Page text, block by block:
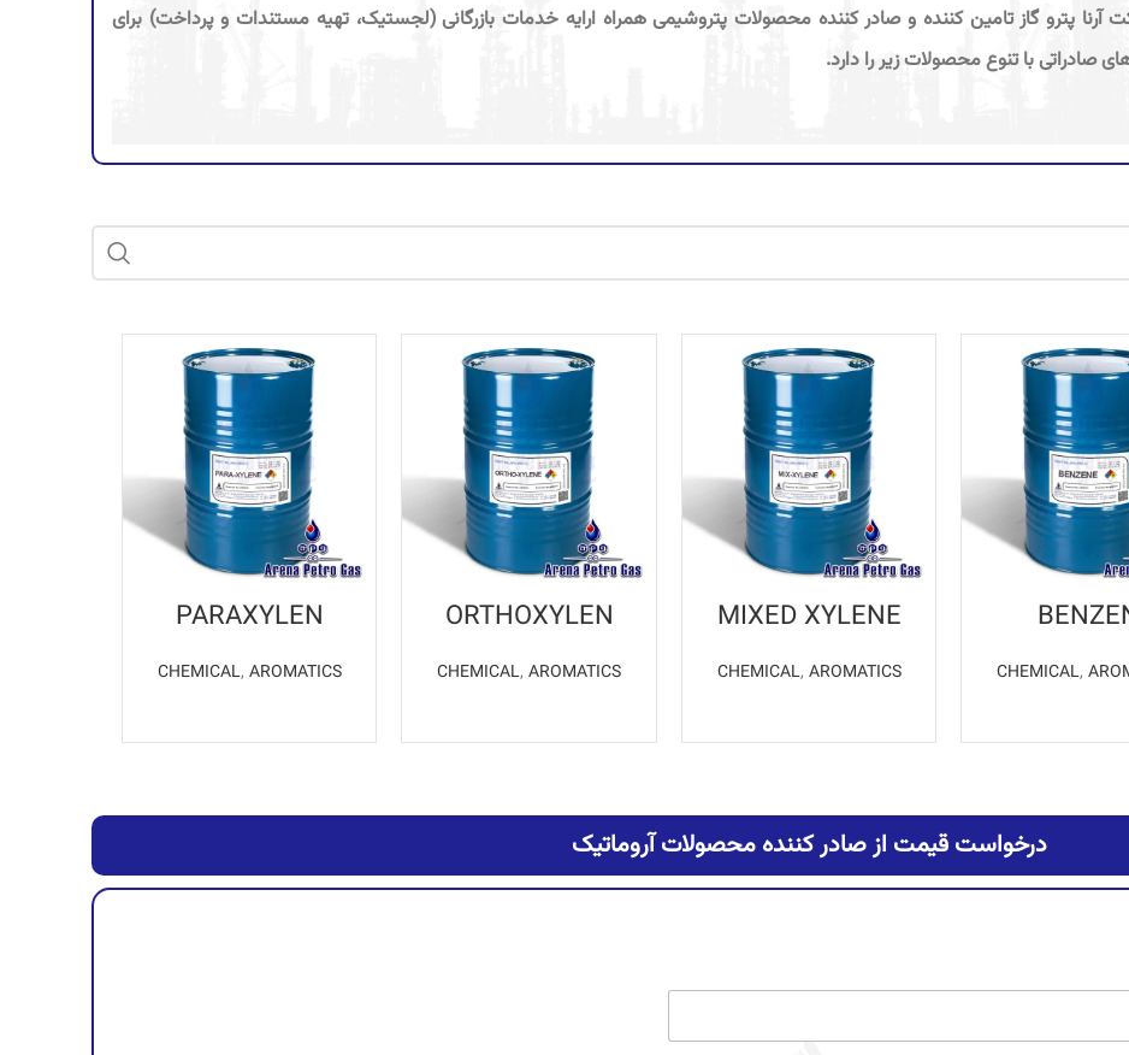
آرنا پترو گاز تامین کننده و صادر کننده محصولات پتروشیمی همراه ارایه خدمات بازرگانی (لجستیک، تهیه مستندات و پرداخت) برای
صادراتی با تنوع محصولات زیر را دارد.
CHEMICAL,
MIXED XYLENE
CHEMICAL, AROMATICS
ORTHOXYLEN
CHEMICAL,AROMATICS
PARAXYLEN
CHEMICAL, AROMATICS
درخواست قیمت از صادر کننده محصولات آروماتیک